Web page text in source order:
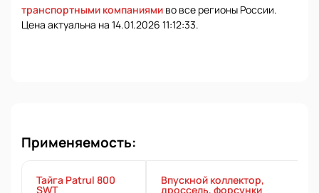
транспортными компаниями во все регионы России.
Цена актуальна на 14.01.2026 11:12:33.
Применяемость:
Тайга Patrul 800
SWT
Впускной коллектор,
дроссель, форсунки